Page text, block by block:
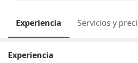
Experiencia Servicios y
Experiencia